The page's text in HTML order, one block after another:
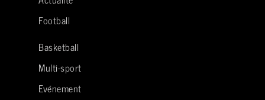
Football
Basketball
Multi-sport
Evénement